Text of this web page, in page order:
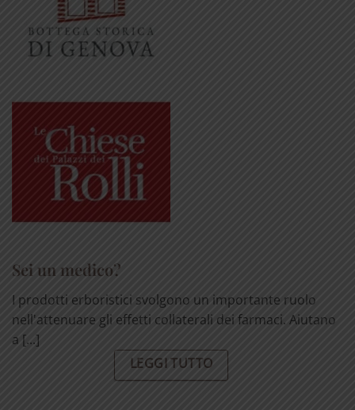
Sei un medico?
I prodotti erboristici svolgono un importante ruolo
nell'attenuare gli effetti collaterali dei farmaci. Aiutano
a [...]
LEGGI TUTTO